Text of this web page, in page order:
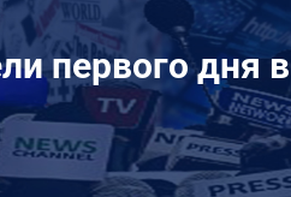
первого дня